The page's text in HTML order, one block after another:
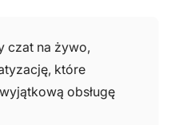
czat na żywo,
które
obsługę